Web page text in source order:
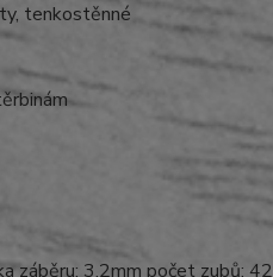
tenkostěnné
záběru: 3,2mm počet zubů: 42